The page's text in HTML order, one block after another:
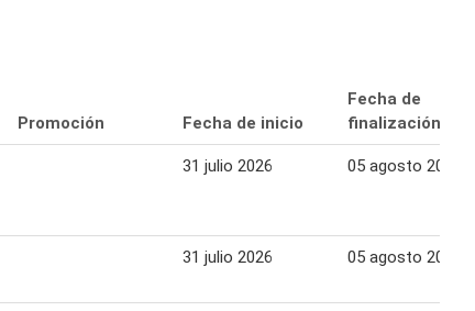
Promoción Fecha de inicio
Fecha de
finalización
31 julio 2026 05 agosto 2026
31 julio 2026 05 agosto 2026